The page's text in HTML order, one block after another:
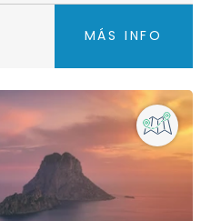
MÁS INFO